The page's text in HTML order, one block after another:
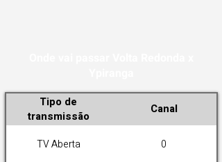
Tipo de
transmissão
Canal
TV Aberta 0